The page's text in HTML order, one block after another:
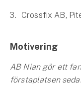
Crossfix AB,
Motivering
AB Nian gör ett
förstaplatsen